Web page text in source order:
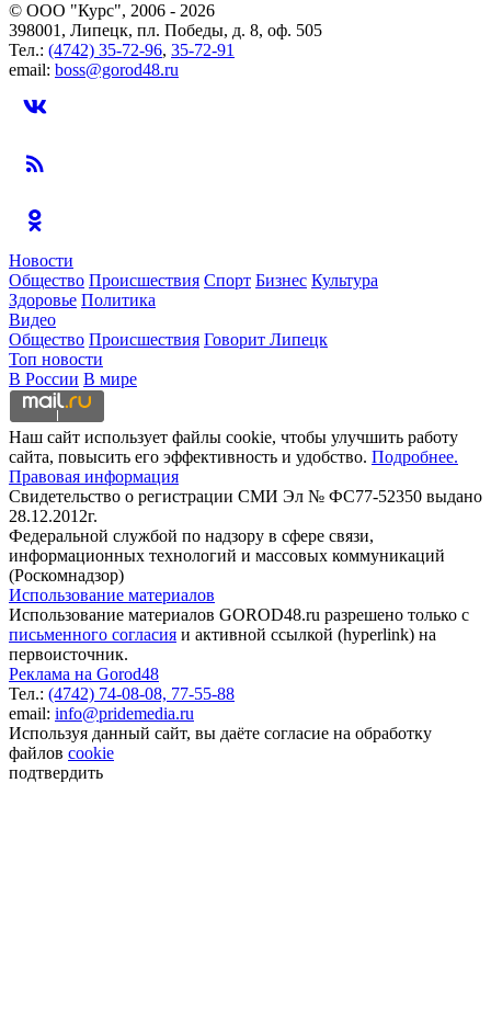
© ООО "Курс", 2006 - 2026
398001, Липецк, пл. Победы, д. 8, оф. 505
Тел.: (4742) 35-72-96, 35-72-91
email: boss@gorod48.ru
Новости
Общество Происшествия Спорт Бизнес Культура
Здоровье Политика
Видео
Общество Происшествия Говорит Липецк
Топ новости
В России В мире
Наш сайт использует файлы cookie, чтобы улучшить работу
сайта, повысить его эффективность и удобство. Подробнее.
Правовая информация
Свидетельство о регистрации СМИ Эл № ФС77-52350 выдано
28.12.2012г.
Федеральной службой по надзору в сфере связи,
информационных технологий и массовых коммуникаций
(Роскомнадзор)
Использование материалов
Использование материалов GOROD48.ru разрешено только с
письменного согласия и активной ссылкой (hyperlink) на
первоисточник.
Реклама на Gorod48
Тел.: (4742) 74-08-08, 77-55-88
email: info@pridemedia.ru
Используя данный сайт, вы даёте согласие на обработку
файлов cookie
подтвердить